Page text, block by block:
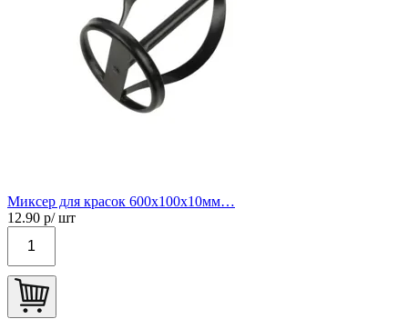
Миксер для красок 600х100х10мм…
12.90 р/ шт